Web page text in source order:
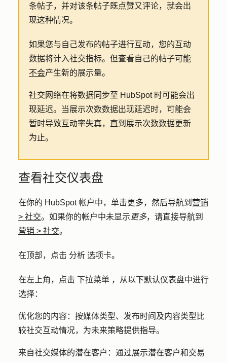
条帖子，并对该条帖子既点赞又评论，就会出
现这种情况。
如果您与自己发布的帖子进行互动，您的互动
数据将计入社交指标。但查看自己的帖子可能
不会产生新的展示量。
社交网络在将数据同步至 HubSpot 时可能会出
现延迟。当展示次数数据出现延迟时，可能会
暂时导致互动率失真，直到展示次数数据更新
为止。
查看社交仪表盘
在你的 HubSpot 帐户中，单击更多，然后导航到 营销
> 社交。如果你的帐户中未显示 更多，请直接导航到
营销 > 社交。
在顶部，点击 分析 选项卡。
在左上角， 点击 下拉菜单 ，从以下默认仪表盘中进行
选择：
优化您的内容：按媒体类型、发布时间及内容类型比
较社交互动情况，为未来策略提供指导。
来自社交媒体的潜在客户 ：通过展示潜在客户和交易